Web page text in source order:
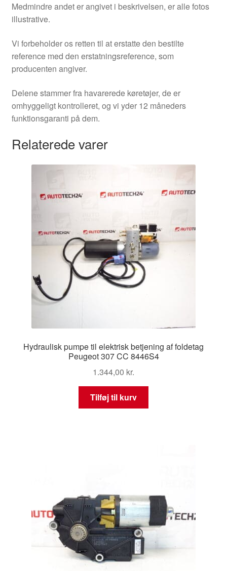
Medmindre andet er angivet i beskrivelsen, er alle fotos
illustrative.
Vi forbeholder os retten til at erstatte den bestilte
reference med den erstatningsreference, som
producenten angiver.
Delene stammer fra havarerede køretøjer, de er
omhyggeligt kontrolleret, og vi yder 12 måneders
funktionsgaranti på dem.
Relaterede varer
Hydraulisk pumpe til elektrisk betjening af foldetag
Peugeot 307 CC 8446S4
1.344,00 kr.
Tilføj til kurv